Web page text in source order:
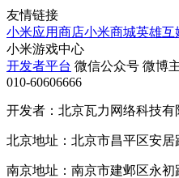
友情链接
小米应用商店小米商城英雄互
小米游戏中心
开发者平台 微信公众号 微博
010-60606666
开发者：北京瓦力网络科技有
北京地址：北京市昌平区安居
南京地址：南京市建邺区永初